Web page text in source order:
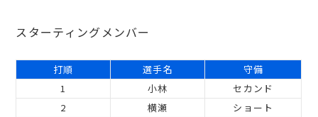
スターティングメンバー
打順 選手名
守備
1
小林
セカンド
2
横瀬
ショート